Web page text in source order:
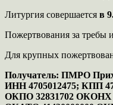
Литургия совершается в
Пожертвования за требы
Для крупных
Получатель: ПМРО
ИНН 4705012475; КПП
ОКПО 32831702 ОКОНХ